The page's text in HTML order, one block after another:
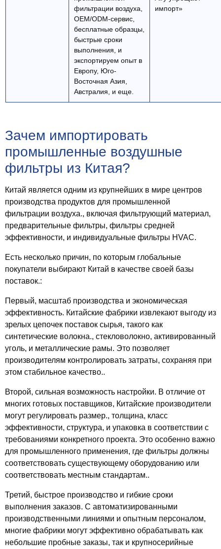
фильтрации воздуха,
OEM/ODM-сервис,
бесплатные образцы,
быстрые сроки
выполнения, и
экспортируем опыт в
Европу, Юго-
Восточная Азия,
Австралия, и еще.
импорт»
Зачем импортировать
промышленные воздушные
фильтры из Китая?
Китай является одним из крупнейших в мире центров
производства продуктов для промышленной
фильтрации воздуха., включая фильтрующий материал,
предварительные фильтры, фильтры средней
эффективности, и индивидуальные фильтры HVAC.
Есть несколько причин, по которым глобальные
покупатели выбирают Китай в качестве своей базы
поставок.:
Первый, масштаб производства и экономическая
эффективность. Китайские фабрики извлекают выгоду из
зрелых цепочек поставок сырья, такого как
синтетические волокна., стекловолокно, активированный
уголь, и металлические рамы. Это позволяет
производителям контролировать затраты, сохраняя при
этом стабильное качество..
Второй, сильная возможность настройки. В отличие от
многих готовых поставщиков, Китайские производители
могут регулировать размер., толщина, класс
эффективности, структура, и упаковка в соответствии с
требованиями конкретного проекта. Это особенно важно
для промышленного применения, где фильтры должны
соответствовать существующему оборудованию или
соответствовать местным стандартам..
Третий, быстрое производство и гибкие сроки
выполнения заказов. С автоматизированными
производственными линиями и опытным персоналом,
многие фабрики могут эффективно обрабатывать как
небольшие пробные заказы, так и крупносерийные